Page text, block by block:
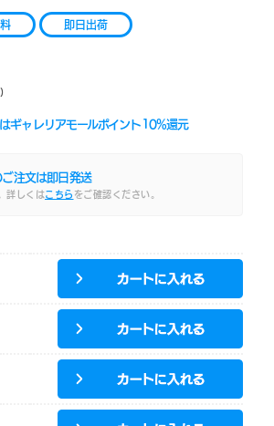
即日出荷
ギャレリアモールポイント 10%還元
注文は即日発送
詳しくはこちら をご確認ください。